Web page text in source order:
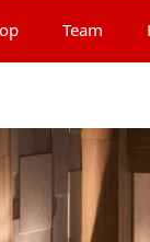
Team